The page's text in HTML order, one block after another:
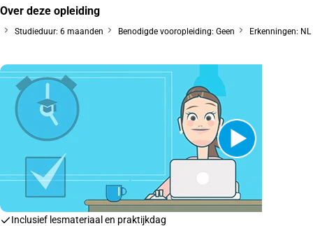
Over deze opleiding
Studieduur: 6 maanden Benodigde vooropleiding: Geen Erkenningen:
Inclusief lesmateriaal en praktijkdag